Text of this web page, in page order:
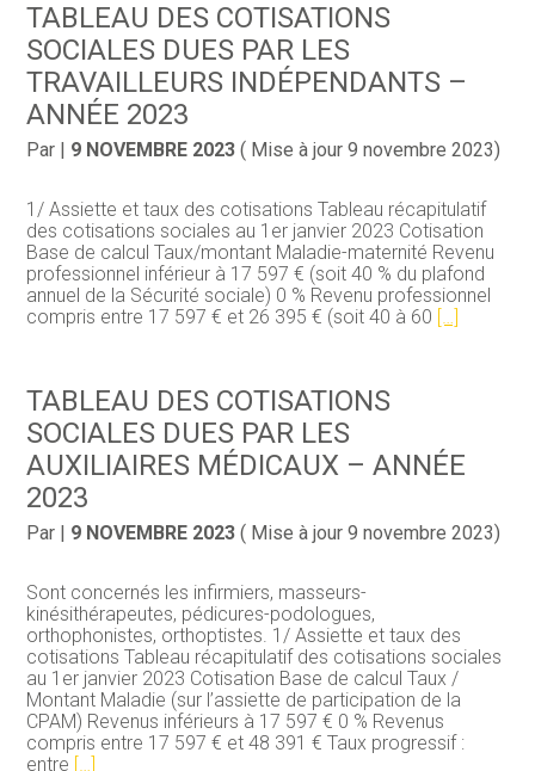
TABLEAU DES COTISATIONS
SOCIALES DUES PAR LES
TRAVAILLEURS INDÉPENDANTS –
ANNÉE 2023
Par 9 NOVEMBRE 2023 ( Mise à jour 9 novembre 2023)
1/ Assiette et taux des cotisations Tableau récapitulatif
des cotisations sociales au 1er janvier 2023 Cotisation
Base de calcul Taux/montant Maladie-maternité Revenu
professionnel inférieur à 17 597 € (soit 40 % du plafond
annuel de la Sécurité sociale) 0 % Revenu professionnel
compris entre 17 597 € et 26 395 € (soit 40 à 60 […]
TABLEAU DES COTISATIONS
SOCIALES DUES PAR LES
AUXILIAIRES MÉDICAUX – ANNÉE
2023
Par 9 NOVEMBRE 2023 ( Mise à jour 9 novembre 2023)
Sont concernés les infirmiers, masseurs-
kinésithérapeutes, pédicures-podologues,
orthophonistes, orthoptistes. 1/ Assiette et taux des
cotisations Tableau récapitulatif des cotisations sociales
au 1er janvier 2023 Cotisation Base de calcul Taux /
Montant Maladie (sur l’assiette de participation de la
CPAM) Revenus inférieurs à 17 597 € 0 % Revenus
compris entre 17 597 € et 48 391 € Taux progressif :
entre […]